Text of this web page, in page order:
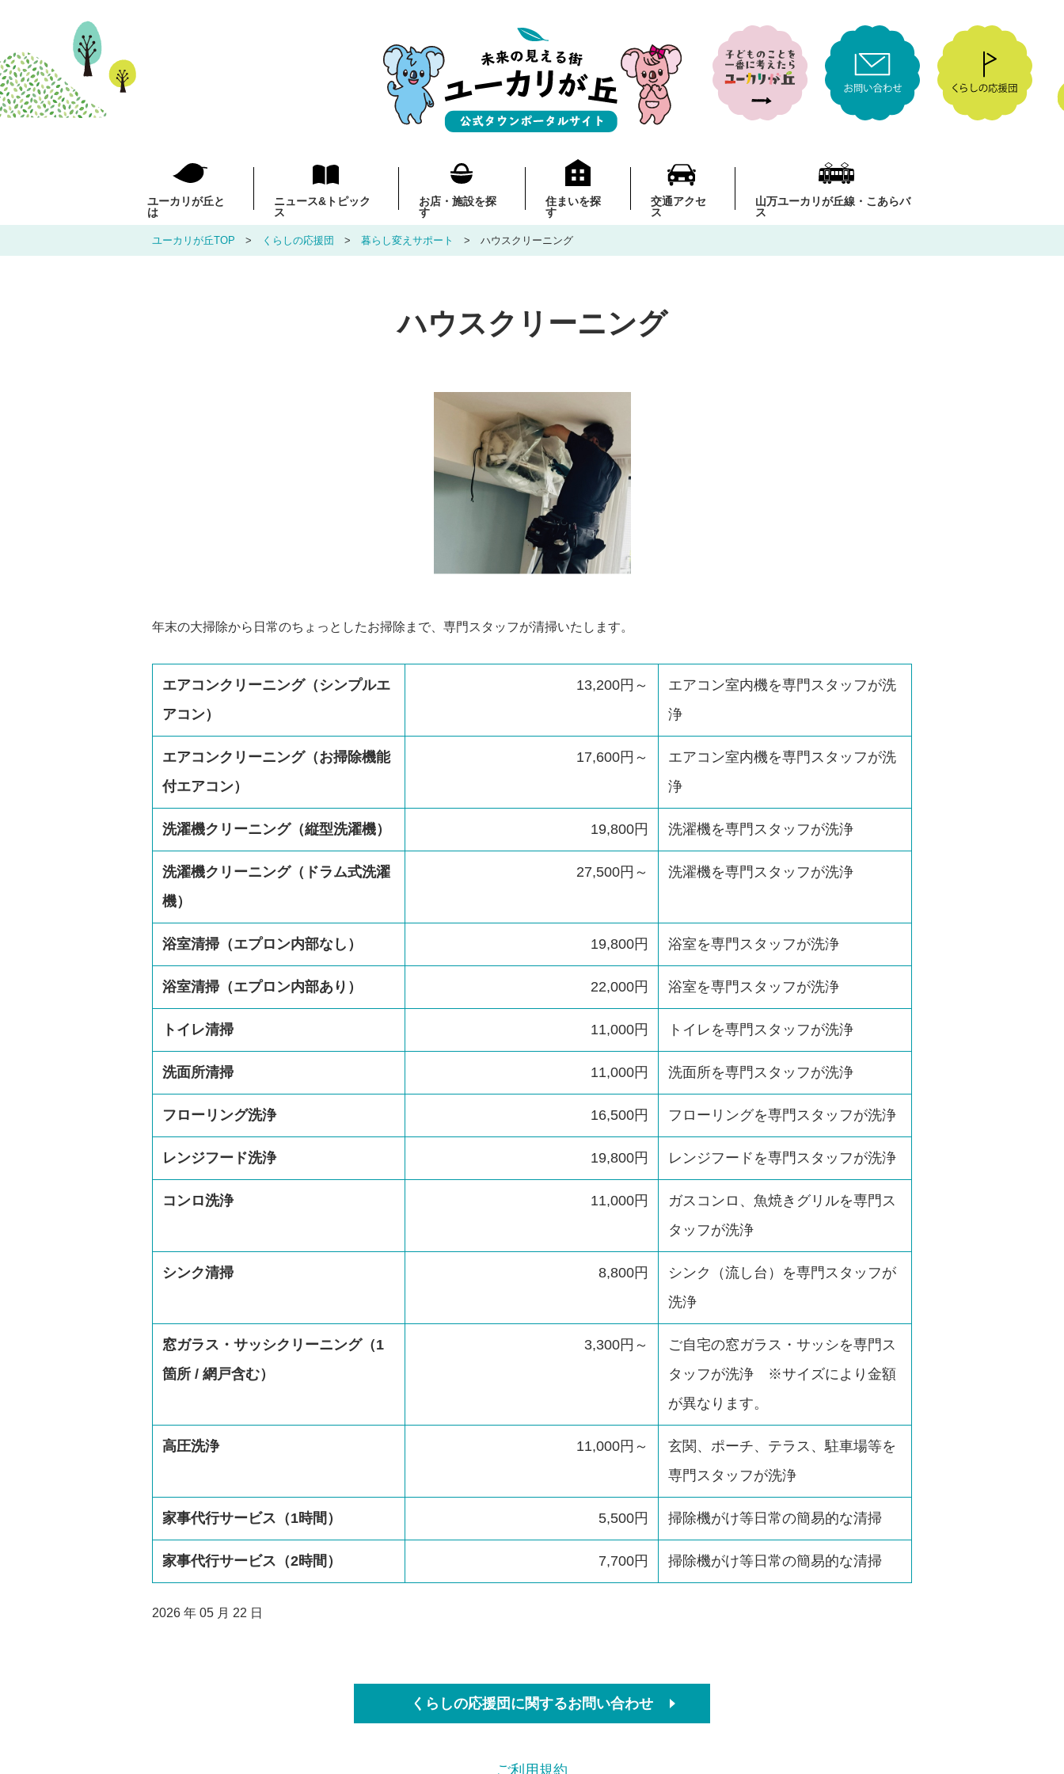
ユーカリが丘と
は
ニュース&トピック
ス
お店・施設を探
す
住まいを探
す
交通アクセ
ス
山万ユーカリが丘線・こあらバ
ス
ユーカリが丘TOP くらしの応援団 暮らし変えサポート ハウスクリーニング
ハウスクリーニング
年末の大掃除から日常のちょっとしたお掃除まで、専門スタッフが清掃いたします。
エアコンクリーニング（シンプルエ
アコン）
13,200円～
エアコン室内機を専門スタッフが洗
浄
エアコンクリーニング（お掃除機能
付エアコン）
17,600円～
エアコン室内機を専門スタッフが洗
浄
洗濯機クリーニング（縦型洗濯機） 19,800円 洗濯機を専門スタッフが洗浄
洗濯機クリーニング（ドラム式洗濯
機）
27,500円～ 洗濯機を専門スタッフが洗浄
浴室清掃（エプロン内部なし） 19,800円 浴室を専門スタッフが洗浄
浴室清掃（エプロン内部あり） 22,000円 浴室を専門スタッフが洗浄
トイレ清掃 11,000円 トイレを専門スタッフが洗浄
洗面所清掃 11,000円 洗面所を専門スタッフが洗浄
フローリング洗浄 16,500円 フローリングを専門スタッフが洗浄
レンジフード洗浄 19,800円 レンジフードを専門スタッフが洗浄
コンロ洗浄 11,000円
ガスコンロ、魚焼きグリルを専門ス
タッフが洗浄
シンク清掃 8,800円
シンク（流し台）を専門スタッフが
洗浄
窓ガラス・サッシクリーニング（1
箇所 / 網戸含む）
3,300円～
ご自宅の窓ガラス・サッシを専門ス
タッフが洗浄 ※サイズにより金額
が異なります。
高圧洗浄 11,000円～
玄関、ポーチ、テラス、駐車場等を
専門スタッフが洗浄
家事代行サービス（1時間） 5,500円 掃除機がけ等日常の簡易的な清掃
家事代行サービス（2時間） 7,700円 掃除機がけ等日常の簡易的な清掃
2026 年 05 月 22 日
くらしの応援団に関するお問い合わせ
ご利用規約